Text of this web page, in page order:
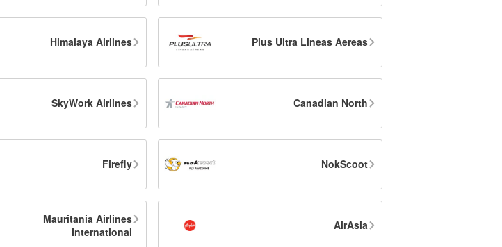
Himalaya Airlines Plus Ultra Lineas Aereas
SkyWork Airlines Canadian North
Firefly NokScoot
Mauritania Airlines
International
AirAsia